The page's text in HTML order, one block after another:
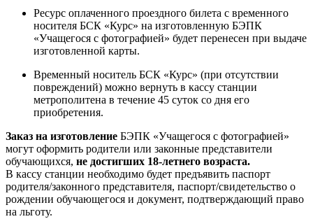
Ресурс оплаченного проездного билета с временного
носителя БСК «Курс» на изготовленную БЭПК
«Учащегося с фотографией» будет перенесен при выдаче
изготовленной карты.
Временный носитель БСК «Курс» (при отсутствии
повреждений) можно вернуть в кассу станции
метрополитена в течение 45 суток со дня его
приобретения.
Заказ на изготовление БЭПК «Учащегося с фотографией»
могут оформить родители или законные представители
обучающихся, не достигших 18-летнего возраста.
В кассу станции необходимо будет предъявить паспорт
родителя/законного представителя, паспорт/свидетельство о
рождении обучающегося и документ, подтверждающий право
на льготу.